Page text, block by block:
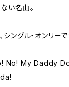
い名曲。
ングル・オンリーで
No! My Daddy